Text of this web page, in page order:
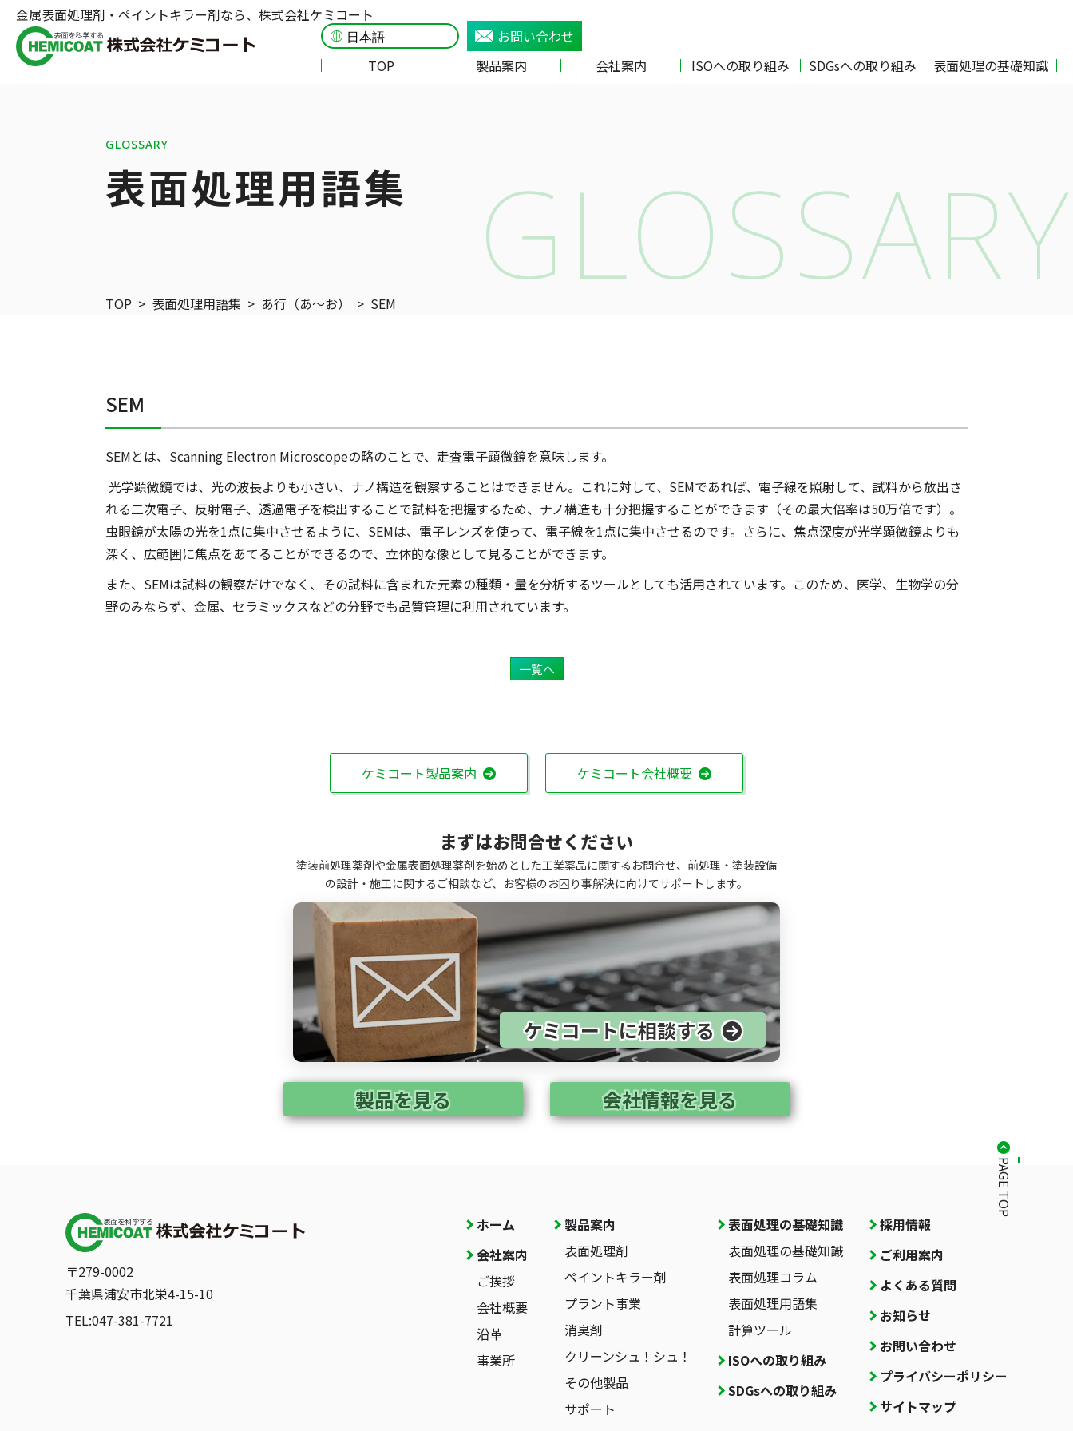
金属表面処理剤・ペイントキラー剤なら、株式会社ケミコート
お問い合わせ
TOP
製品案内 会社案内 ISOへの取り組み SDGsへの取り組み 表面処理の基礎知識
GLOSSARY
GLOSSARY
表面処理用語集
TOP > 表面処理用語集 > あ行（あ〜お） > SEM
SEM
SEMとは、Scanning Electron Microscopeの略のことで、走査電子顕微鏡を意味します。
光学顕微鏡では、光の波長よりも小さい、ナノ構造を観察することはできません。これに対して、SEMであれば、電子線を照射して、試料から放出さ
れる二次電子、反射電子、透過電子を検出することで試料を把握するため、ナノ構造も十分把握することができます（その最大倍率は50万倍です）。
虫眼鏡が太陽の光を1点に集中させるように、SEMは、電子レンズを使って、電子線を1点に集中させるのです。さらに、焦点深度が光学顕微鏡よりも
深く、広範囲に焦点をあてることができるので、立体的な像として見ることができます。
また、SEMは試料の観察だけでなく、その試料に含まれた元素の種類・量を分析するツールとしても活用されています。このため、医学、生物学の分
野のみならず、金属、セラミックスなどの分野でも品質管理に利用されています。
一覧へ
ケミコート製品案内 ケミコート会社概要
まずはお問合せください
塗装前処理薬剤や金属表面処理薬剤を始めとした工業薬品に関するお問合せ、前処理・塗装設備
の設計・施工に関するご相談など、お客様のお困り事解決に向けてサポートします。
ケミコートに相談する
製品を見る 会社情報を見る
〒279-0002
千葉県浦安市北栄4-15-10
TEL:047-381-7721
ホーム
会社案内
ご挨拶
会社概要
沿革
事業所
製品案内
表面処理剤
ペイントキラー剤
プラント事業
消臭剤
クリーンシュ！シュ！
その他製品
サポート
表面処理の基礎知識
表面処理の基礎知識
表面処理コラム
表面処理用語集
計算ツール
ISOへの取り組み
SDGsへの取り組み
採用情報
ご利用案内
よくある質問
お知らせ
お問い合わせ
プライバシーポリシー
サイトマップ
PAGE TOP